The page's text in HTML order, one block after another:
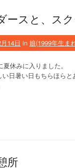
ースと、ス
14日 in 娘(1999年生ま
休みに入りました。
日暑い日もちらほらと
所